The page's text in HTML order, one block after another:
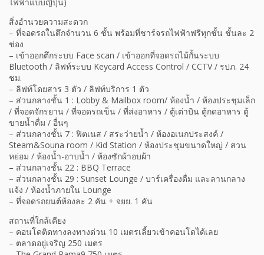
ไฟฟ้าแบบญี่ปุ่น)
สิ่งอำนวยความสะดวก
– ที่จอดรถในตึกจำนวน 6 ชั้น พร้อมที่ชาร์จรถไฟฟ้าฟรีทุกชั้น ชั้นละ 2
ช่อง
– เข้าออกตึกระบบ Face scan / เข้าออกที่จอดรถไม้กั้นระบบ
Bluetooth / ลิฟท์ระบบ Keycard Access Control / CCTV / รปภ. 24
ชม.
– ลิฟท์โดยสาร 3 ตัว / ลิฟท์บริการ 1 ตัว
– ส่วนกลางชั้น 1 : Lobby & Mailbox room/ ห้องน้ำ / ห้องประชุมเล็ก
/ ที่จอดจักรยาน / ที่จอดรถเข็น / ที่ส่งอาหาร / ตู้เต่าบิน ตู้กดอาหาร ตู้
ขายน้ำดื่ม / อื่นๆ
– ส่วนกลางชั้น 7 : ฟิตเนส / สระว่ายน้ำ / ห้องอเนกประสงค์ /
Steam&Souna room / Kid Station / ห้องประชุมขนาดใหญ่ / สวน
หย่อม / ห้องน้ำ-อาบน้ำ / ห้องซักผ้าอบผ้า
– ส่วนกลางชั้น 22 : BBQ Terrace
– ส่วนกลางชั้น 29 : Sunset Lounge / บาร์เครื่องดื่ม และลานกลาง
แจ้ง / ห้องน้ำภายใน Lounge
– ที่จอดรถยนต์ห้องละ 2 คัน + จยย. 1 คัน
สถานที่ใกล้เคียง
– คอนโดติดทางลงทางด่วน 10 เมตรเลี้ยวเข้าคอนโดได้เลย
– ตลาดอยู่เจริญ 250 เมตร